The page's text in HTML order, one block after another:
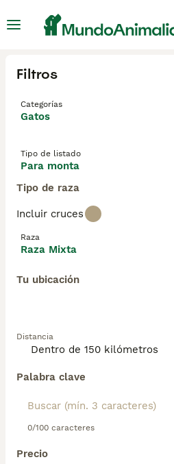
Filtros
Categorías
Gatos
Tipo de listado
Para monta
Tipo de raza
Incluir cruces
Raza
Raza Mixta
Tu ubicación
Distancia
Palabra clave
0/100 caracteres
Precio